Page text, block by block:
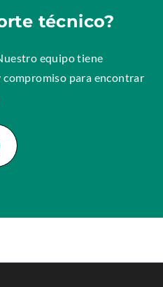
técnico?
equipo tiene
para encontrar